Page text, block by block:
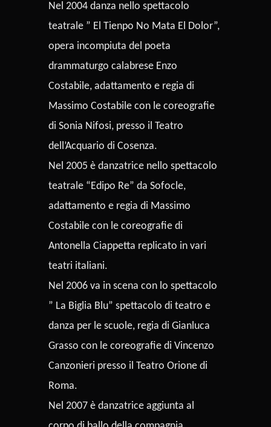
Nel 2004 danza nello spettacolo
teatrale ” El Tienpo No Mata El Dolor”,
opera incompiuta del poeta
drammaturgo calabrese Enzo
Costabile, adattamento e regia di
Massimo Costabile con le coreografie
di Sonia Nifosi, presso il Teatro
dell’Acquario di Cosenza.
Nel 2005 è danzatrice nello spettacolo
teatrale “Edipo Re” da Sofocle,
adattamento e regia di Massimo
Costabile con le coreografie di
Antonella Ciappetta replicato in vari
teatri italiani.
Nel 2006 va in scena con lo spettacolo
” La Biglia Blu” spettacolo di teatro e
danza per le scuole, regia di Gianluca
Grasso con le coreografie di Vincenzo
Canzonieri presso il Teatro Orione di
Roma.
Nel 2007 è danzatrice aggiunta al